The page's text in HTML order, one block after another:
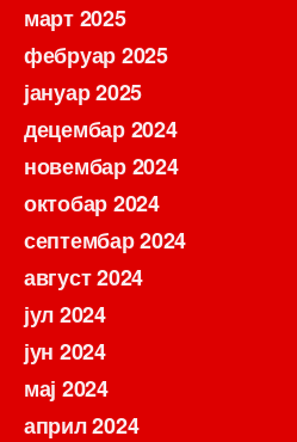
март 2025
фебруар 2025
јануар 2025
децембар 2024
новембар 2024
октобар 2024
септембар 2024
август 2024
јул 2024
јун 2024
мај 2024
април 2024